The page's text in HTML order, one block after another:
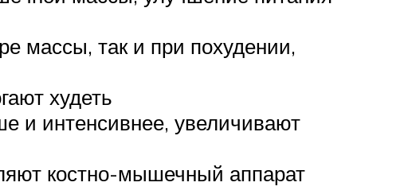
массы, так и при похудении,
худеть
и интенсивнее, увеличивают
костно-мышечный аппарат